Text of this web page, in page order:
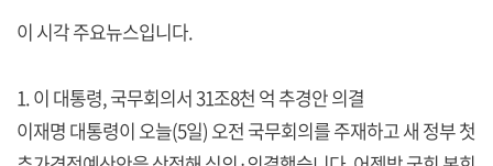
이 시각 주요뉴스입니다.
1. 이 대통령, 국무회의서 31조8천 억 추경안 의결
이재명 대통령이 오늘(5일) 오전 국무회의를 주재하고 새 정부 첫